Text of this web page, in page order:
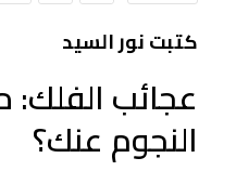
كتبت نور السيد
عجائب الفلك:
النجوم عنك؟